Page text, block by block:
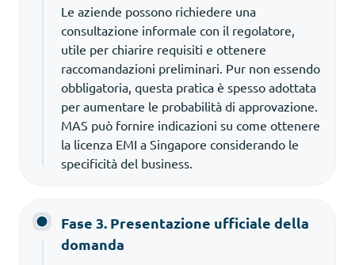
Le aziende possono richiedere una
consultazione informale con il regolatore,
utile per chiarire requisiti e ottenere
raccomandazioni preliminari. Pur non essendo
obbligatoria, questa pratica è spesso adottata
per aumentare le probabilità di approvazione.
MAS può fornire indicazioni su come ottenere
la licenza EMI a Singapore considerando le
specificità del business.
Fase 3. Presentazione ufficiale della
domanda